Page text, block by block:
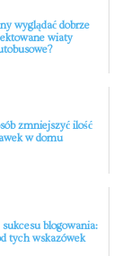
wyglądać dobrze
wiaty
zmniejszyć ilość
w domu
sukcesu blogowania:
tych wskazówek